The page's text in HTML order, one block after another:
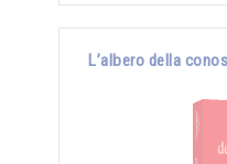
L’albero della